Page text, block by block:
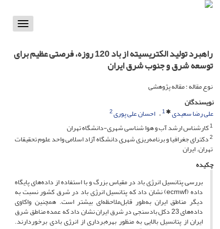
Toggle
راهبرد تولید الکتریسیته از باد 120 روزه، فرصتی عظیم برای
توسعه شرق و جنوب شرق ایران
نوع مقاله : مقاله پژوهشی
نویسندگان
علی رضا سعیدی
1 احسان علی پوری2
1کارشناس ارشد آب و هوا شناسی شهری-دانشگاه تهران
2دکترای جغرافیا و برنامه‌ریزی شهری دانشگاه آزاد اسلامی واحد علوم تحقیقات
تهران. ایران
چکیده
بررسی پتانسیل انرژی باد در مقیاس بزرگ و با استفاده از داده‌های پایگاه
داده (ecmwf) نشان داد که پتانسیل انرژی باد در شرق کشور نسبت به
دیگر مناطق ایران به‌طور قابل‌ملاحظه‌ای بیشتر است. همچنین واکاوی
داده‌های 23 دکل بادسنجی در شرق ایران نشان داد که عمده مناطق شرق
ایران از پتانسیل بالایی به منظور بهره‌برداری از انرژی بادی برخوردارند.